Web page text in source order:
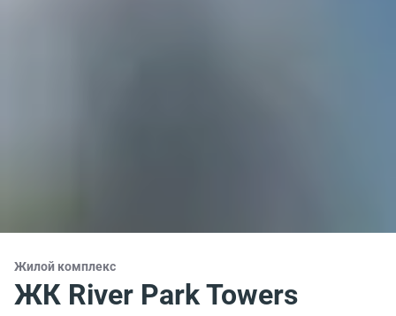
Жилой комплекс
ЖК River Park Towers